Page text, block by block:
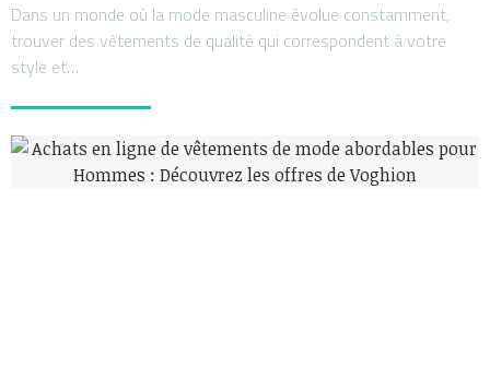
Dans un monde où la mode masculine évolue constamment,
trouver des vêtements de qualité qui correspondent à votre
style et…